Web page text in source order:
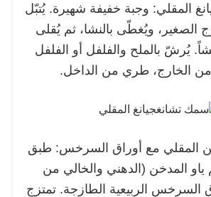
المقلي: وجبة خفيفة شهيرة. يُتبّل
الصغير، ويُغطّى بالنشا، ثم يُقلى
يُرشّ بالملح والفلفل أو الفلفل
الخارج، طري من الداخل.
المقلي مع أوراق السرخس: طبق
المدخن (الدهني والخالي من
السرخس الربيعية الطازجة. تمتزج